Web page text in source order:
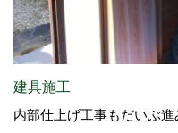
建具施工
内部仕上げ工事もだいぶ